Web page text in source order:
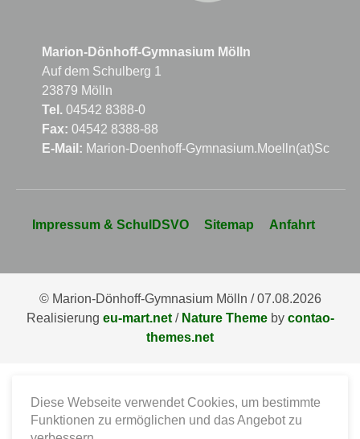
Marion-Dönhoff-Gymnasium Mölln
Auf dem Schulberg 1
23879 Mölln
Tel. 04542 8388-0
Fax: 04542 8388-88
E-Mail: Marion-Doenhoff-
überspringen
Impressum & SchulDSVO Sitemap Anfahrt
© Marion-Dönhoff-Gymnasium Mölln / 07.08.2026
Realisierung eu-mart.net/ Nature Themeby contao-
themes.net
Diese Webseite verwendet Cookies, um bestimmte
Funktionen zu ermöglichen und das Angebot zu